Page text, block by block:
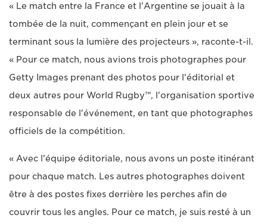
« Le match entre la France et l'Argentine se jouait à la
tombée de la nuit, commençant en plein jour et se
terminant sous la lumière des projecteurs », raconte-t-il.
« Pour ce match, nous avions trois photographes pour
Getty Images prenant des photos pour l'éditorial et
deux autres pour World Rugby™, l'organisation sportive
responsable de l'événement, en tant que photographes
officiels de la compétition.
« Avec l'équipe éditoriale, nous avons un poste itinérant
pour chaque match. Les autres photographes doivent
être à des postes fixes derrière les perches afin de
couvrir tous les angles. Pour ce match, je suis resté à un